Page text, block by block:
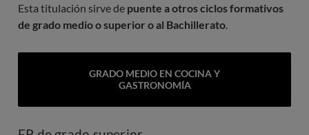
Esta titulación sirve de puente a otros ciclos formativos
de grado medio o superior o al Bachillerato.
GRADO MEDIO EN COCINA Y
GASTRONOMÍA